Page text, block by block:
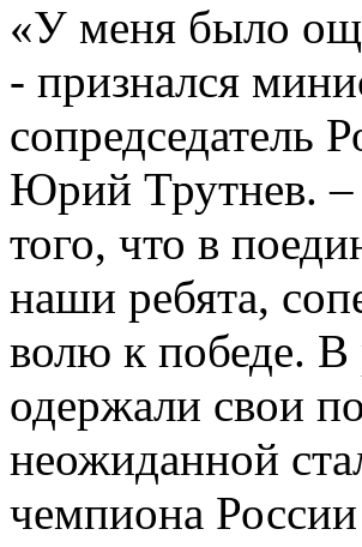
«У меня было
- признался
сопредседатель
Юрий Трутнев. –
того, что в
наши ребята,
волю к победе. В
одержали свои
неожиданной
чемпиона